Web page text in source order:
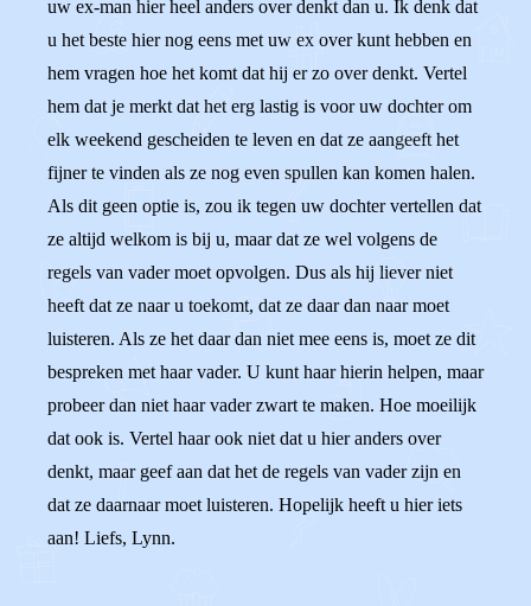
uw ex-man hier heel anders over denkt dan u. Ik denk dat
u het beste hier nog eens met uw ex over kunt hebben en
hem vragen hoe het komt dat hij er zo over denkt. Vertel
hem dat je merkt dat het erg lastig is voor uw dochter om
elk weekend gescheiden te leven en dat ze aangeeft het
fijner te vinden als ze nog even spullen kan komen halen.
Als dit geen optie is, zou ik tegen uw dochter vertellen dat
ze altijd welkom is bij u, maar dat ze wel volgens de
regels van vader moet opvolgen. Dus als hij liever niet
heeft dat ze naar u toekomt, dat ze daar dan naar moet
luisteren. Als ze het daar dan niet mee eens is, moet ze dit
bespreken met haar vader. U kunt haar hierin helpen, maar
probeer dan niet haar vader zwart te maken. Hoe moeilijk
dat ook is. Vertel haar ook niet dat u hier anders over
denkt, maar geef aan dat het de regels van vader zijn en
dat ze daarnaar moet luisteren. Hopelijk heeft u hier iets
aan! Liefs, Lynn.